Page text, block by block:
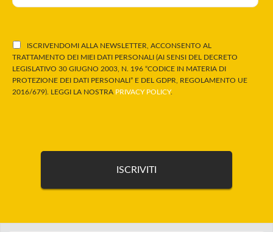
ISCRIVENDOMI ALLA NEWSLETTER, ACCONSENTO AL
TRATTAMENTO DEI MIEI DATI PERSONALI (AI SENSI DEL DECRETO
LEGISLATIVO 30 GIUGNO 2003, N. 196 “CODICE IN MATERIA DI
PROTEZIONE DEI DATI PERSONALI” E DEL GDPR, REGOLAMENTO UE
2016/679). LEGGI LA NOSTRA PRIVACY POLICY.